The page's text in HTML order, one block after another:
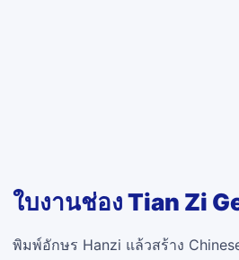
ใบงานช่อง Tian Zi
พิมพ์อักษร Hanzi แล้วสร้าง